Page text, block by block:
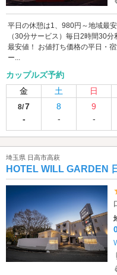
平日の休憩は1、980円～地域最
（30分サービス）毎日2時間30
最安値！ お値打ち価格の平日・
ー...
カップルズ予約
金
土 日
8/7
-
8
-
9
-
埼玉県 日高市高萩
HOTEL WILL GARDEN